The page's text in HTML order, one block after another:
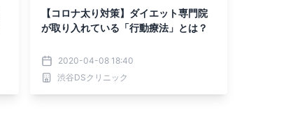
【コロナ太り対策】ダイエット専門院
が取り入れている「行動療法」とは？
2020-04-08 18:40
渋谷DSクリニック